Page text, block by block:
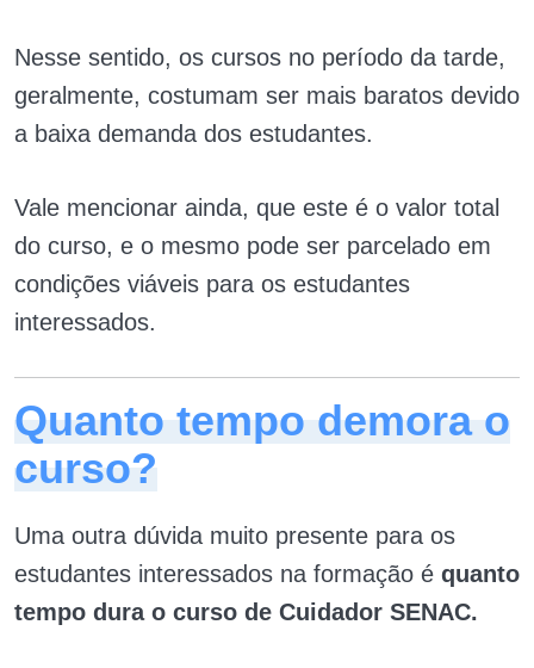
Nesse sentido, os cursos no período da tarde,
geralmente, costumam ser mais baratos devido
a baixa demanda dos estudantes.
Vale mencionar ainda, que este é o valor total
do curso, e o mesmo pode ser parcelado em
condições viáveis para os estudantes
interessados.
Quanto tempo demora o
curso?
Uma outra dúvida muito presente para os
estudantes interessados na formação é quanto
tempo dura o curso de Cuidador SENAC.